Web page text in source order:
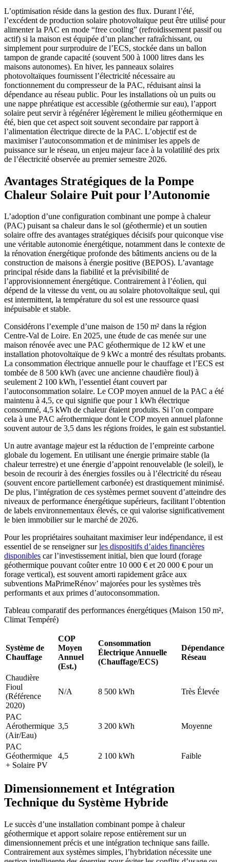
L’optimisation réside dans la gestion des flux. Durant l’été,
l’excédent de production solaire photovoltaïque peut être utilisé pour
alimenter la PAC en mode “free cooling” (refroidissement passif ou
actif) si la maison est équipée d’un plancher rafraîchissant, ou
simplement pour surproduire de l’ECS, stockée dans un ballon
tampon de grande capacité (souvent 500 à 1000 litres dans les
maisons autonomes). En hiver, les panneaux solaires
photovoltaïques fournissent l’électricité nécessaire au
fonctionnement du compresseur de la PAC, réduisant ainsi la
dépendance au réseau public. Pour les installations où un puits ou
une nappe phréatique est accessible (géothermie sur eau), l’apport
solaire peut servir à régénérer légèrement le milieu géothermique en
été, bien que cet aspect soit souvent secondaire par rapport à
l’alimentation électrique directe de la PAC. L’objectif est de
maximiser l’autoconsommation et de minimiser les appels de
puissance sur le réseau, un enjeu majeur face à la volatilité des prix
de l’électricité observée au premier semestre 2026.
Avantages Stratégiques de la Pompe
Chaleur Solaire Puit pour l’Autonomie
L’adoption d’une configuration combinant une pompe à chaleur
(PAC) puisant sa chaleur dans le sol (géothermie) et un soutien
solaire offre des avantages stratégiques décisifs pour quiconque vise
une véritable autonomie énergétique, notamment dans le contexte de
la rénovation énergétique profonde des bâtiments anciens ou de la
construction de maisons à énergie positive (BEPOS). L’avantage
principal réside dans la fiabilité et la prévisibilité de
l’approvisionnement énergétique. Contrairement à l’éolien, qui
dépend de la vitesse du vent, ou au solaire photovoltaïque seul, qui
est intermittent, la température du sol est une ressource quasi
inépuisable et stable.
Considérons l’exemple d’une maison de 150 m² dans la région
Centre-Val de Loire. En 2025, une étude de cas menée sur une
maison rénovée avec une PAC géothermique de 12 kW et une
installation photovoltaïque de 9 kWc a montré des résultats probants.
La consommation électrique annuelle pour le chauffage et l’ECS est
tombée de 8 500 kWh (avec une ancienne chaudière fioul) à
seulement 2 100 kWh, l’essentiel étant couvert par
l’autoconsommation solaire. Le COP moyen annuel de la PAC a été
maintenu à 4,5, ce qui signifie que pour 1 kWh électrique
consommé, 4,5 kWh de chaleur étaient produits. Si l’on compare
cela à une PAC aérothermique dont le COP moyen annuel plafonne
souvent autour de 3,5 dans les régions froides, le gain est substantiel.
Un autre avantage majeur est la réduction de l’empreinte carbone
globale du logement. En utilisant une énergie primaire stable (la
chaleur terrestre) et une énergie d’appoint renouvelable (le soleil), le
besoin de recourir à des énergies fossiles ou à l’électricité du réseau
(souvent encore partiellement carbonée) est drastiquement minimisé.
De plus, l’intégration de ces systèmes permet souvent d’atteindre des
niveaux de performance énergétique supérieurs, facilitant l’obtention
de labels environnementaux élevés, ce qui valorise significativement
le bien immobilier sur le marché de 2026.
Pour les propriétaires souhaitant maximiser leur indépendance, il est
essentiel de se renseigner surles dispositifs d’aides financières
disponibles car l’investissement initial, bien que lourd (forage
géothermique pouvant coûter entre 10 000 € et 20 000 € pour un
forage vertical), est souvent amorti rapidement grâce aux
subventions MaPrimeRénov’ majorées pour les systèmes très
performants et aux primes d’autoconsommation.
Tableau comparatif des performances énergétiques (Maison 150 m²,
Climat Tempéré)
Système de
Chauffage
COP
Moyen
Annuel
(Est.)
Consommation
Électrique Annuelle
(Chauffage/ECS)
Dépendance
Réseau
Chaudière
Fioul
(Référence
2020)
N/A 8 500 kWh Très Élevée
PAC
Aérothermique
(Air/Eau)
3,5 3 200 kWh Moyenne
PAC
Géothermique
+ Solaire PV
4,5 2 100 kWh Faible
Dimensionnement et Intégration
Technique du Système Hybride
Le succès d’une installation combinant pompe à chaleur
géothermique et apport solaire repose entièrement sur un
dimensionnement précis et une intégration technique sans faille.
Contrairement aux systèmes simples, l’hybridation nécessite une